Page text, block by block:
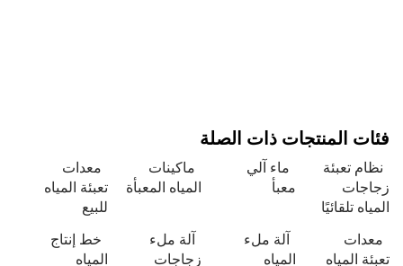
المنتجات ذات الصلة
تعبئة
تلقائيًا
ماء آلي
ماكينات
المياه المعبأة
تعبئة المياه
المياه
آلة ملء
المياه
آلة ملء
زجاجات
خط إنتاج